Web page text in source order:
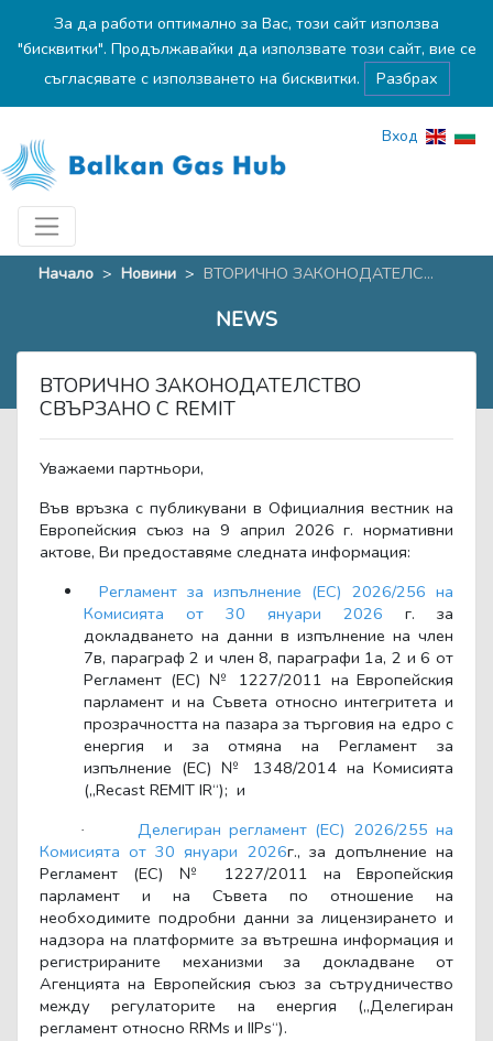
За да работи оптимално за Вас, този сайт използва
"бисквитки". Продължавайки да използвате този сайт, вие се
съгласявате с използването на бисквитки.
Разбрах
Вход
Начало > Новини > ВТОРИЧНО ЗАКОНОДАТЕЛС...
NEWS
ВТОРИЧНО ЗАКОНОДАТЕЛСТВО
СВЪРЗАНО С REMIT
Уважаеми партньори,
Във връзка с публикувани в Официалния вестник на
Европейския съюз на 9 април 2026 г. нормативни
актове, Ви предоставяме следната информация:
Регламент за изпълнение (ЕС) 2026/256 на
Комисията от 30 януари 2026 г. за
докладването на данни в изпълнение на член
7в, параграф 2 и член 8, параграфи 1а, 2 и 6 от
Регламент (ЕС) № 1227/2011 на Европейския
парламент и на Съвета относно интегритета и
прозрачността на пазара за търговия на едро с
енергия и за отмяна на Регламент за
изпълнение (ЕС) № 1348/2014 на Комисията
(„Recast REMIT IR“); и
·
Делегиран регламент (ЕС) 2026/255 на
Комисията от 30 януари 2026г., за допълнение на
Регламент (ЕС) № 1227/2011 на Европейския
парламент и на Съвета по отношение на
необходимите подробни данни за лицензирането и
надзора на платформите за вътрешна информация и
регистрираните механизми за докладване от
Агенцията на Европейския съюз за сътрудничество
между регулаторите на енергия („Делегиран
регламент относно RRMs и IIPs“).